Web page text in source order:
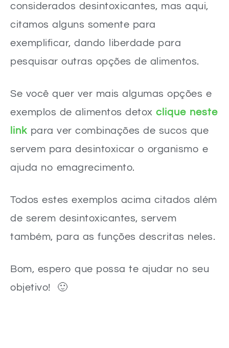
considerados desintoxicantes, mas aqui,
citamos alguns somente para
exemplificar, dando liberdade para
pesquisar outras opções de alimentos.
Se você quer ver mais algumas opções e
exemplos de alimentos detox clique neste
link para ver combinações de sucos que
servem para desintoxicar o organismo e
ajuda no emagrecimento.
Todos estes exemplos acima citados além
de serem desintoxicantes, servem
também, para as funções descritas neles.
Bom, espero que possa te ajudar no seu
objetivo! 🙂